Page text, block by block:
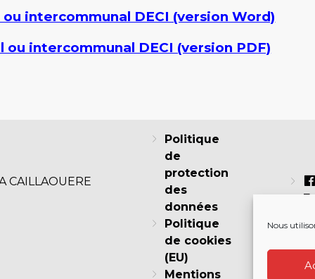
Nous
intercommunal DECI (version Word)
intercommunal DECI (version PDF)
CAILLAOUERE
Politique
de
protection
des
données
Politique
de cookies
(EU)
Mentions